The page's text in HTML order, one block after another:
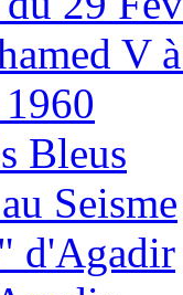
V
Bleus
Seisme
d'Agadir